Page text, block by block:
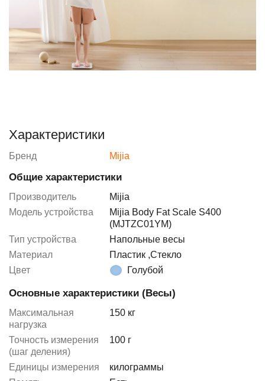
Характеристики
Бренд Mijia
Общие характеристики
Производитель
Mijia
Модель устройства
Mijia Body Fat Scale S400
(MJTZC01YM)
Тип устройства
Напольные весы
Материал
Пластик ,Стекло
Цвет
Голубой
Основные характеристики (Весы)
Максимальная
нагрузка
150 кг
Точность измерения
(шаг деления)
100 г
Единицы измерения
килограммы